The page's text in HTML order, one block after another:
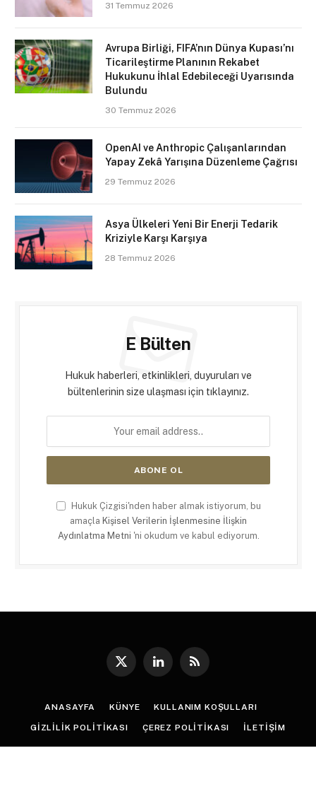
31 Temmuz 2026
Avrupa Birliği, FIFA’nın Dünya Kupası’nı
Ticarileştirme Planının Rekabet
Hukukunu İhlal Edebileceği Uyarısında
Bulundu
30 Temmuz 2026
OpenAI ve Anthropic Çalışanlarından
Yapay Zekâ Yarışına Düzenleme Çağrısı
29 Temmuz 2026
Asya Ülkeleri Yeni Bir Enerji Tedarik
Kriziyle Karşı Karşıya
28 Temmuz 2026
E Bülten
Hukuk haberleri, etkinlikleri, duyuruları ve
bültenlerinin size ulaşması için tıklayınız.
Hukuk Çizgisi'nden haber almak istiyorum, bu
amaçla Kişisel Verilerin İşlenmesine İlişkin
Aydınlatma Metni 'ni okudum ve kabul ediyorum.
X
LinkedInRSS
ANASAYFA KÜNYE KULLANIM KOŞULLARI
GIZLILIK POLITIKASI ÇEREZ POLITIKASI İLETIŞIM